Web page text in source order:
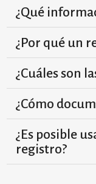
¿Qué
¿Por qué un
¿Cuáles son
¿Cómo
¿Es posible
registro?